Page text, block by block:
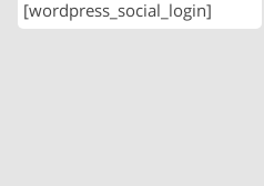
[wordpress_social_login]